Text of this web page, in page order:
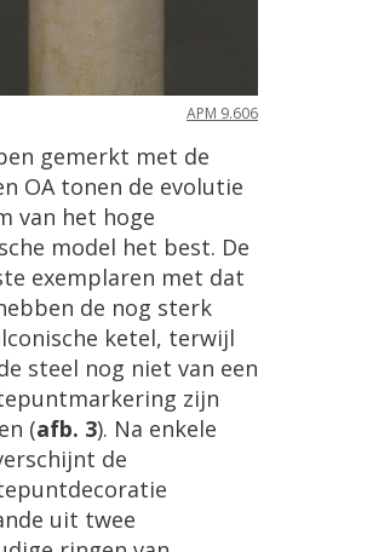
APM 9.606
gemerkt met de
OA tonen de evolutie
van het hoge
model het best. De
exemplaren met dat
de nog sterk
ketel, terwijl
steel nog niet van een
zijn
(afb. 3). Na enkele
de
uit twee